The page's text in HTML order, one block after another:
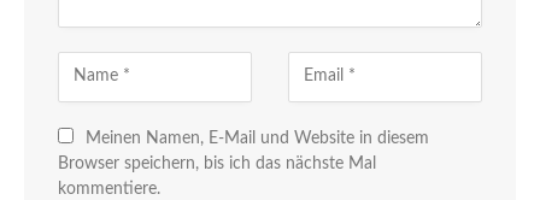
Meinen Namen, E-Mail und Website in diesem
Browser speichern, bis ich das nächste Mal
kommentiere.